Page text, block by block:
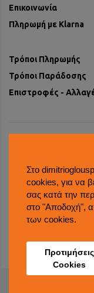
Στο
cookies, για να
σας κατά την
στο "Αποδοχή",
των cookies.
Προτιμήσεις
Cookies
89.90€
Επικοινωνία
Πληρωμή με Klarna
Τρόποι Πληρωμής
Τρόποι Παράδοσης
Επιστροφές -